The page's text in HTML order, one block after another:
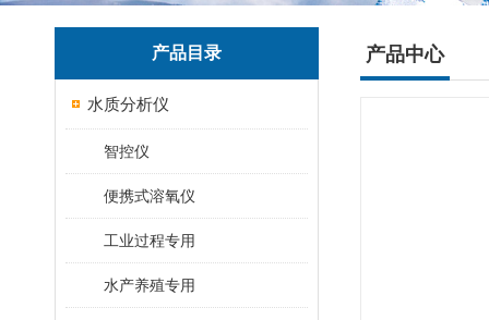
产品目录
水质分析仪
智控仪
便携式溶氧仪
工业过程专用
水产养殖专用
产品中心